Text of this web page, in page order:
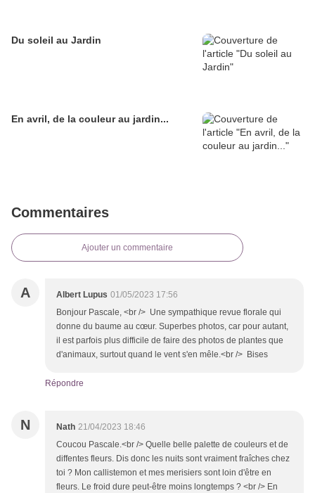
Du soleil au Jardin
En avril, de la couleur au jardin...
Commentaires
Ajouter un commentaire
A Albert Lupus 01/05/2023 17:56
Bonjour Pascale, <br /> Une sympathique revue florale qui
donne du baume au cœur. Superbes photos, car pour autant,
il est parfois plus difficile de faire des photos de plantes que
d'animaux, surtout quand le vent s'en mêle.<br /> Bises
Répondre
N Nath 21/04/2023 18:46
Coucou Pascale.<br /> Quelle belle palette de couleurs et de
diffentes fleurs. Dis donc les nuits sont vraiment fraîches chez
toi ? Mon callistemon et mes merisiers sont loin d'être en
fleurs. Le froid dure peut-être moins longtemps ? <br /> En